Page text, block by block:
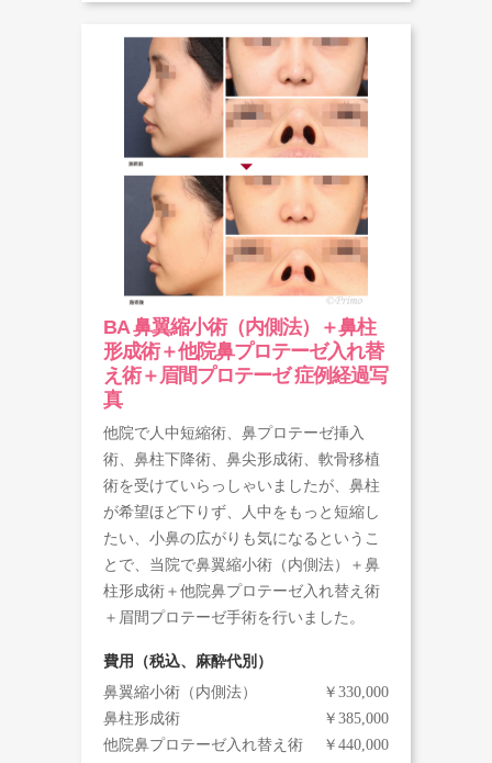
BA 鼻翼縮小術（内側法）＋鼻柱
形成術＋他院鼻プロテーゼ入れ替
え術＋眉間プロテーゼ 症例経過写
真
他院で人中短縮術、鼻プロテーゼ挿入
術、鼻柱下降術、鼻尖形成術、軟骨移植
術を受けていらっしゃいましたが、鼻柱
が希望ほど下りず、人中をもっと短縮し
たい、小鼻の広がりも気になるというこ
とで、当院で鼻翼縮小術（内側法）＋鼻
柱形成術＋他院鼻プロテーゼ入れ替え術
＋眉間プロテーゼ手術を行いました。
費用（税込、麻酔代別）
鼻翼縮小術（内側法）
￥330,000
鼻柱形成術
￥385,000
他院鼻プロテーゼ入れ替え術
￥440,000